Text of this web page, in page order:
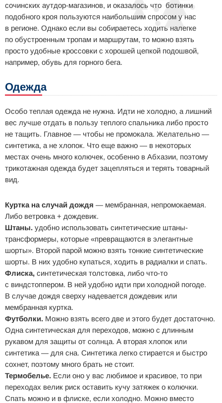
сочинских аутдор-магазинов, и оказалось что ботинки
подобного кроя пользуются наибольшим спросом у нас
в регионе. Однако если вы собираетесь ходить налегке
по обустроенным тропам и маршрутам, то можно взять
просто удобные кроссовки с хорошей цепкой подошвой,
например, обувь для горного бега.
Одежда
Особо теплая одежда не нужна. Идти не холодно, а лишний
вес лучше отдать в пользу теплого спальника либо просто
не тащить. Главное — чтобы не промокала. Желательно —
синтетика, а не хлопок. Что еще важно — в некоторых
местах очень много колючек, особенно в Абхазии, поэтому
трикотажная одежда будет зацепляться и терять товарный
вид.
Куртка на случай дождя — мембранная, непромокаемая.
Либо ветровка + дождевик.
Штаны. удобно использовать синтетические штаны-
трансформеры, которые «превращаются в элегантные
шорты». Второй парой можно взять тонкие синтетические
шорты. В них удобно купаться, ходить в радиалки и спать.
Флиска, синтетическая толстовка, либо что-то
с виндстоппером. В ней удобно идти при холодной погоде.
В случае дождя сверху надевается дождевик или
мембранная куртка.
Футболки. Можно взять всего две и этого будет достаточно.
Одна синтетическая для переходов, можно с длинным
рукавом для защиты от солнца. А вторая хлопок или
синтетика — для сна. Синтетика легко стирается и быстро
сохнет, поэтому много брать не стоит.
Термобелье. Если оно у вас любимое и красивое, то при
переходах велик риск оставить кучу затяжек о колючки.
Спать можно и в флиске, если холодно. Можно вместо